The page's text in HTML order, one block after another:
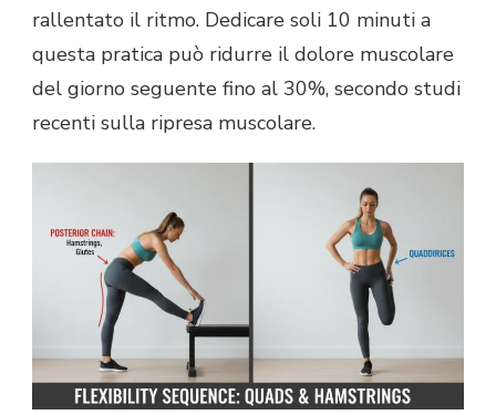
rallentato il ritmo. Dedicare soli 10 minuti a
questa pratica può ridurre il dolore muscolare
del giorno seguente fino al 30%, secondo studi
recenti sulla ripresa muscolare.